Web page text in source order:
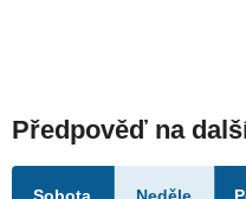
Předpověď na